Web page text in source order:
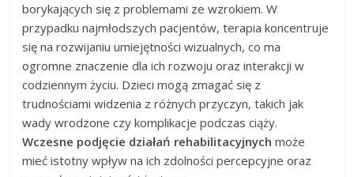
borykających się z problemami ze wzrokiem. W
przypadku najmłodszych pacjentów, terapia koncentruje
się na rozwijaniu umiejętności wizualnych, co ma
ogromne znaczenie dla ich rozwoju oraz interakcji w
codziennym życiu. Dzieci mogą zmagać się z
trudnościami widzenia z różnych przyczyn, takich jak
wady wrodzone czy komplikacje podczas ciąży.
Wczesne podjęcie działań rehabilitacyjnych może
mieć istotny wpływ na ich zdolności percepcyjne oraz